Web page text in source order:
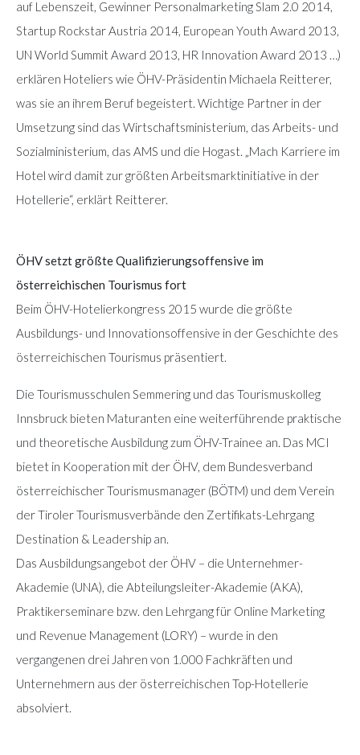
auf Lebenszeit, Gewinner Personalmarketing Slam 2.0 2014,
Startup Rockstar Austria 2014, European Youth Award 2013,
UN World Summit Award 2013, HR Innovation Award 2013 …)
erklären Hoteliers wie ÖHV-Präsidentin Michaela Reitterer,
was sie an ihrem Beruf begeistert. Wichtige Partner in der
Umsetzung sind das Wirtschaftsministerium, das Arbeits- und
Sozialministerium, das AMS und die Hogast. „Mach Karriere im
Hotel wird damit zur größten Arbeitsmarktinitiative in der
Hotellerie“, erklärt Reitterer.
ÖHV setzt größte Qualifizierungsoffensive im
österreichischen Tourismus fort
Beim ÖHV-Hotelierkongress 2015 wurde die größte
Ausbildungs- und Innovationsoffensive in der Geschichte des
österreichischen Tourismus präsentiert.
Die Tourismusschulen Semmering und das Tourismuskolleg
Innsbruck bieten Maturanten eine weiterführende praktische
und theoretische Ausbildung zum ÖHV-Trainee an. Das MCI
bietet in Kooperation mit der ÖHV, dem Bundesverband
österreichischer Tourismusmanager (BÖTM) und dem Verein
der Tiroler Tourismusverbände den Zertifikats-Lehrgang
Destination & Leadership an.
Das Ausbildungsangebot der ÖHV – die Unternehmer-
Akademie (UNA), die Abteilungsleiter-Akademie (AKA),
Praktikerseminare bzw. den Lehrgang für Online Marketing
und Revenue Management (LORY) – wurde in den
vergangenen drei Jahren von 1.000 Fachkräften und
Unternehmern aus der österreichischen Top-Hotellerie
absolviert.